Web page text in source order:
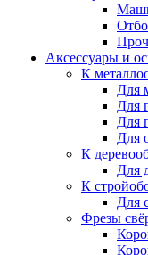
Аксeccyapы и
К
Для
Для
Для
Для
К
Для
К
Для
Фрезы